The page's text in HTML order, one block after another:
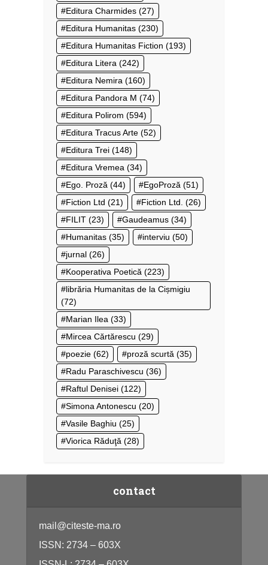
Editura Charmides (27)
Editura Humanitas (230)
Editura Humanitas Fiction (193)
Editura Litera (242)
Editura Nemira (160)
Editura Pandora M (74)
Editura Polirom (594)
Editura Tracus Arte (52)
Editura Trei (148)
Editura Vremea (34)
Ego. Proză (44) EgoProză (51)
Fiction Ltd (21) Fiction Ltd. (26)
FILIT (23) Gaudeamus (34)
Humanitas (35) interviu (50)
jurnal (26)
Kooperativa Poetică (223)
librăria Humanitas de la Cișmigiu
(72)
Marian Ilea (33)
Mircea Cărtărescu (29)
poezie (62) proză scurtă (35)
Radu Paraschivescu (36)
Raftul Denisei (122)
Simona Antonescu (20)
Vasile Baghiu (25)
Viorica Răduţă (28)
contact
mail@citeste-ma.ro
ISSN: 2734 – 603X